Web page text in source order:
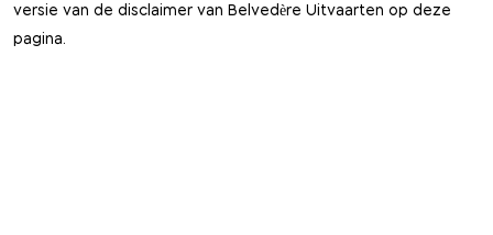
versie van de disclaimer van Belvedère Uitvaarten op deze
pagina.